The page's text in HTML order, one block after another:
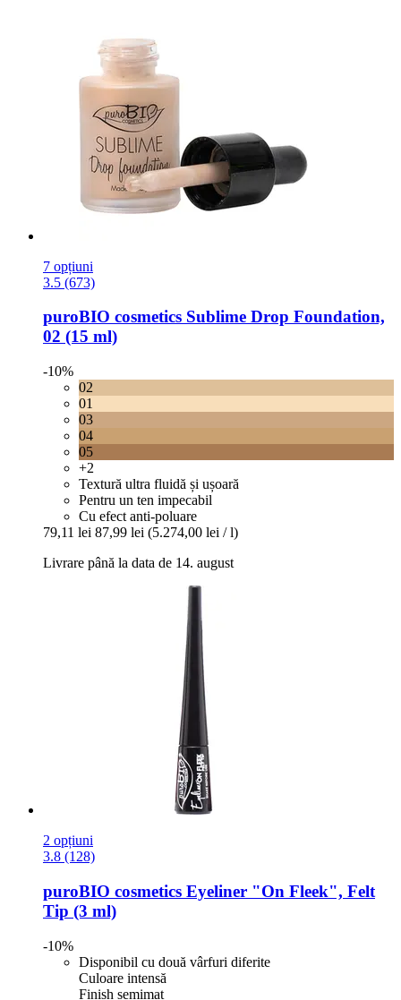
7 opțiuni
3.5 (673)
puroBIO cosmetics Sublime Drop Foundation,
02 (15 ml)
-10%
02
01
03
04
05
+2
Textură ultra fluidă și ușoară
Pentru un ten impecabil
Cu efect anti-poluare
79,11 lei 87,99 lei (5.274,00 lei / l)
Livrare până la data de 14. august
2 opțiuni
3.8 (128)
puroBIO cosmetics Eyeliner "On Fleek", Felt
Tip (3 ml)
-10%
Disponibil cu două vârfuri diferite
Culoare intensă
Finish semimat